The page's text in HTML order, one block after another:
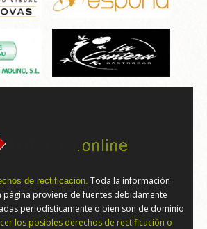
de rectificación. Toda la información
página proviene de fuentes debidamente
periodísticamente o bien son de dominio
los posibles derechos de rectificación o